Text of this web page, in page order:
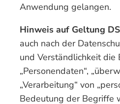
Anwendung gelangen.
Hinweis auf Geltung
auch nach der
und Verständlichkeit die
„Personendaten“,
„Verarbeitung“ von
Bedeutung der Begriffe